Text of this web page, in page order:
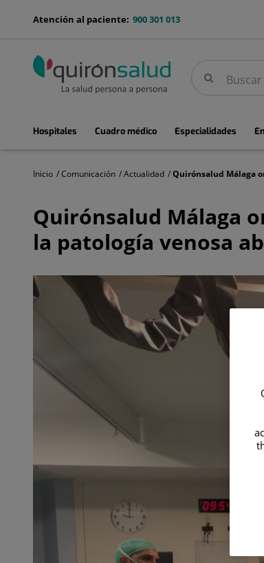
menu-
900 301 013
Atención al paciente:
BuscarBuscar
menuPrincipal
Hospitales Cuadro médico Especialidades
Inicio Comunicación Actualidad
organiza
su
6º
workshop
tratamiento
endovascular
abdómino-
pélvica
Quirónsalud Málaga
la patología venosa